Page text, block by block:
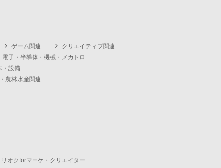
ゲーム関連
クリエイティブ関連
電子・半導体・機械・メカトロ
・設備
農林水産関連
リオクforマーケ・クリエイター